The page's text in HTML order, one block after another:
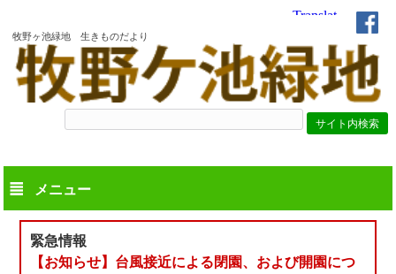
牧野ヶ池緑地 生きものだより
メニュー
緊急情報
【お知らせ】台風接近による閉園、および開園につ